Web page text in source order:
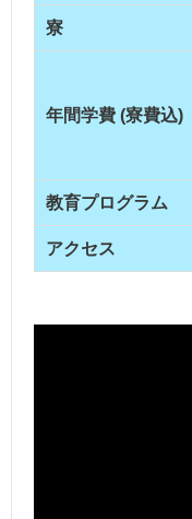
寮
年間学費 (寮費込)
教育プログラム
アクセス